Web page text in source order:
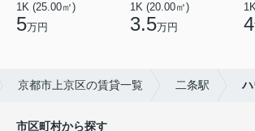
1K (25.00㎡)
5万円
1K (20.00㎡)
3.5万円 4
京都市上京区の賃貸一覧 二条駅
市区町村から探す